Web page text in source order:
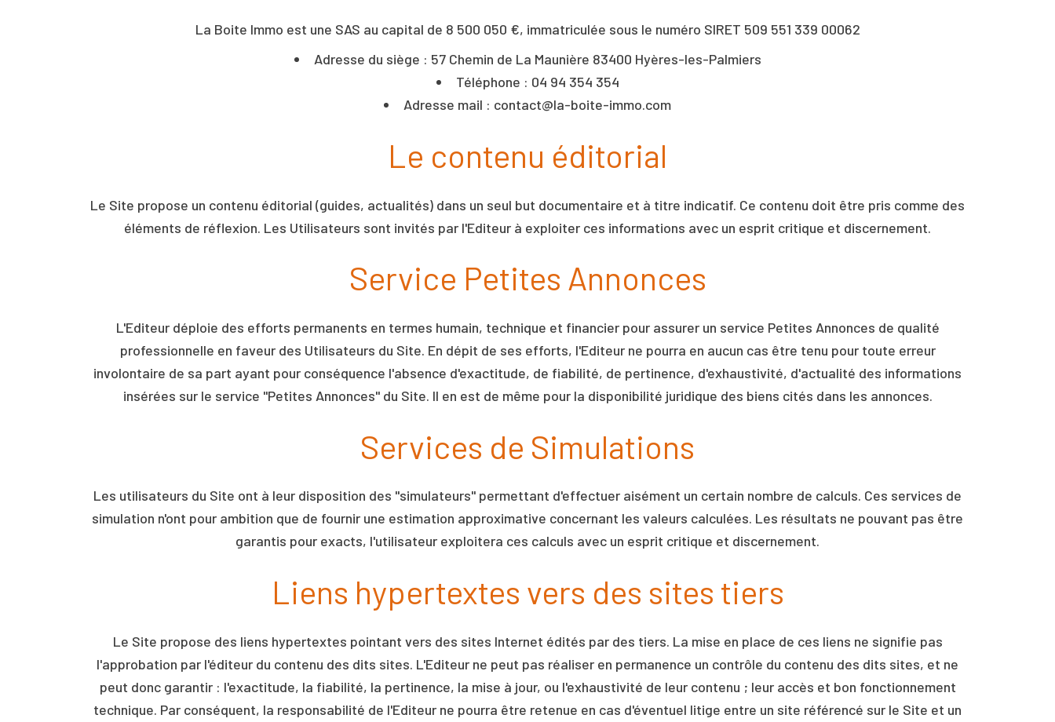
La Boite Immo est une SAS au capital de 8 500 050 €, immatriculée sous le numéro SIRET 509 551 339 00062
Adresse du siège : 57 Chemin de La Maunière 83400 Hyères-les-Palmiers
Téléphone : 04 94 354 354
Adresse mail : contact@la-boite-immo.com
Le contenu éditorial
Le Site propose un contenu éditorial (guides, actualités) dans un seul but documentaire et à titre indicatif. Ce contenu doit être pris comme des
éléments de réflexion. Les Utilisateurs sont invités par l'Editeur à exploiter ces informations avec un esprit critique et discernement.
Service Petites Annonces
L'Editeur déploie des efforts permanents en termes humain, technique et financier pour assurer un service Petites Annonces de qualité
professionnelle en faveur des Utilisateurs du Site. En dépit de ses efforts, l'Editeur ne pourra en aucun cas être tenu pour toute erreur
involontaire de sa part ayant pour conséquence l'absence d'exactitude, de fiabilité, de pertinence, d'exhaustivité, d'actualité des informations
insérées sur le service "Petites Annonces" du Site. Il en est de même pour la disponibilité juridique des biens cités dans les annonces.
Services de Simulations
Les utilisateurs du Site ont à leur disposition des "simulateurs" permettant d'effectuer aisément un certain nombre de calculs. Ces services de
simulation n'ont pour ambition que de fournir une estimation approximative concernant les valeurs calculées. Les résultats ne pouvant pas être
garantis pour exacts, l'utilisateur exploitera ces calculs avec un esprit critique et discernement.
Liens hypertextes vers des sites tiers
Le Site propose des liens hypertextes pointant vers des sites Internet édités par des tiers. La mise en place de ces liens ne signifie pas
l'approbation par l'éditeur du contenu des dits sites. L'Editeur ne peut pas réaliser en permanence un contrôle du contenu des dits sites, et ne
peut donc garantir : l'exactitude, la fiabilité, la pertinence, la mise à jour, ou l'exhaustivité de leur contenu ; leur accès et bon fonctionnement
technique. Par conséquent, la responsabilité de l'Editeur ne pourra être retenue en cas d'éventuel litige entre un site référencé sur le Site et un